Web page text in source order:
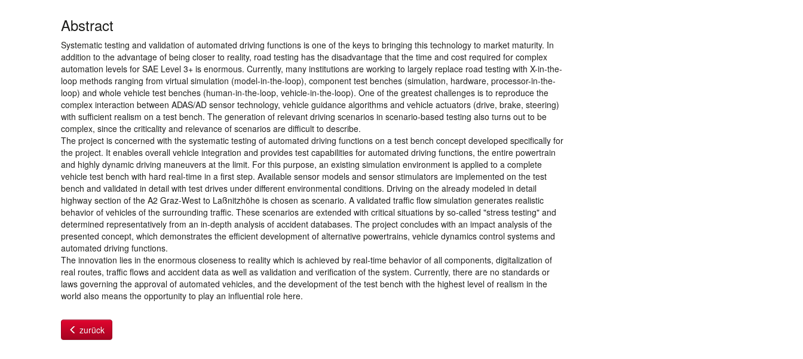
Abstract
Systematic testing and validation of automated driving functions is one of the keys to bringing this technology to market maturity. In
addition to the advantage of being closer to reality, road testing has the disadvantage that the time and cost required for complex
automation levels for SAE Level 3+ is enormous. Currently, many institutions are working to largely replace road testing with X-in-the-
loop methods ranging from virtual simulation (model-in-the-loop), component test benches (simulation, hardware, processor-in-the-
loop) and whole vehicle test benches (human-in-the-loop, vehicle-in-the-loop). One of the greatest challenges is to reproduce the
complex interaction between ADAS/AD sensor technology, vehicle guidance algorithms and vehicle actuators (drive, brake, steering)
with sufficient realism on a test bench. The generation of relevant driving scenarios in scenario-based testing also turns out to be
complex, since the criticality and relevance of scenarios are difficult to describe.
The project is concerned with the systematic testing of automated driving functions on a test bench concept developed specifically for
the project. It enables overall vehicle integration and provides test capabilities for automated driving functions, the entire powertrain
and highly dynamic driving maneuvers at the limit. For this purpose, an existing simulation environment is applied to a complete
vehicle test bench with hard real-time in a first step. Available sensor models and sensor stimulators are implemented on the test
bench and validated in detail with test drives under different environmental conditions. Driving on the already modeled in detail
highway section of the A2 Graz-West to Laßnitzhöhe is chosen as scenario. A validated traffic flow simulation generates realistic
behavior of vehicles of the surrounding traffic. These scenarios are extended with critical situations by so-called "stress testing" and
determined representatively from an in-depth analysis of accident databases. The project concludes with an impact analysis of the
presented concept, which demonstrates the efficient development of alternative powertrains, vehicle dynamics control systems and
automated driving functions.
The innovation lies in the enormous closeness to reality which is achieved by real-time behavior of all components, digitalization of
real routes, traffic flows and accident data as well as validation and verification of the system. Currently, there are no standards or
laws governing the approval of automated vehicles, and the development of the test bench with the highest level of realism in the
world also means the opportunity to play an influential role here.
zurück